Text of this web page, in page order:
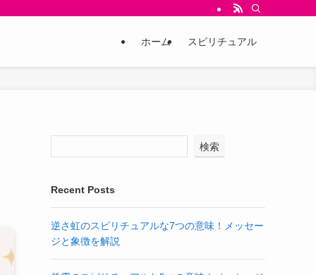
ホーム スピリチュアル
検索
Recent Posts
逆さ虹のスピリチュアルな7つの意味！メッセー
ジと象徴を解説